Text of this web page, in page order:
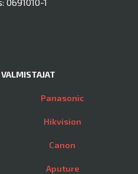
Panasonic
Hikvision
Canon
Aputure